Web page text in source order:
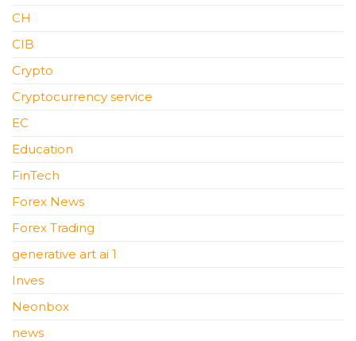
CH
CIB
Crypto
Cryptocurrency service
EC
Education
FinTech
Forex News
Forex Trading
generative art ai 1
Inves
Neonbox
news